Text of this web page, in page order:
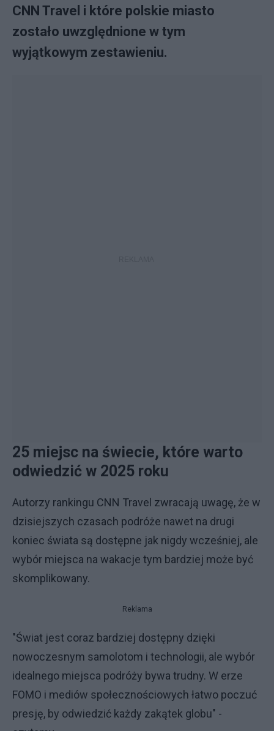
CNN Travel i które polskie miasto
zostało uwzględnione w tym
wyjątkowym zestawieniu.
25 miejsc na świecie, które warto
odwiedzić w 2025 roku
Autorzy rankingu CNN Travel zwracają uwagę, że w
dzisiejszych czasach podróże nawet na drugi
koniec świata są dostępne jak nigdy wcześniej, ale
wybór miejsca na wakacje tym bardziej może być
skomplikowany.
Reklama
"Świat jest coraz bardziej dostępny dzięki
nowoczesnym samolotom i technologii, ale wybór
idealnego miejsca podróży bywa trudny. W erze
FOMO i mediów społecznościowych łatwo poczuć
presję, by odwiedzić każdy zakątek globu" -